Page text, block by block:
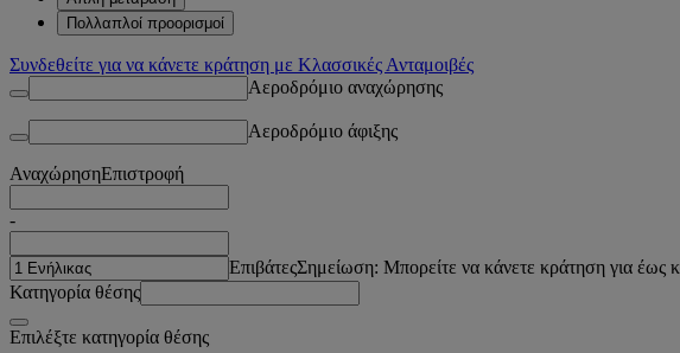
Πολλαπλοί προορισμοί
Συνδεθείτε για να κάνετε κράτηση με Κλασσικές Ανταμοιβές
Αεροδρόμιο αναχώρησης
Αεροδρόμιο άφιξης
ΑναχώρησηΕπιστροφή
-
ΕπιβάτεςΣημείωση: Μπορείτε να κάνετε κράτηση για έως
Κατηγορία θέσης
Επιλέξτε κατηγορία θέσης